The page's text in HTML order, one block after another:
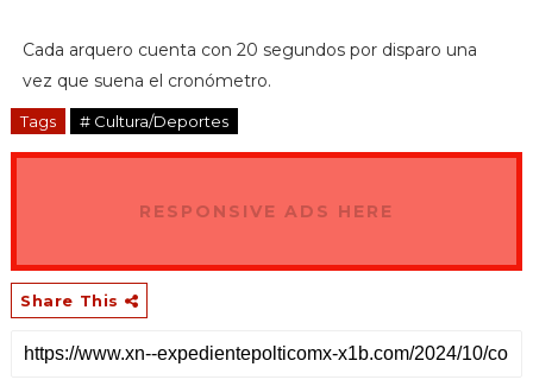
Cada arquero cuenta con 20 segundos por disparo una
vez que suena el cronómetro.
Tags # Cultura/Deportes
RESPONSIVE ADS HERE
Share This